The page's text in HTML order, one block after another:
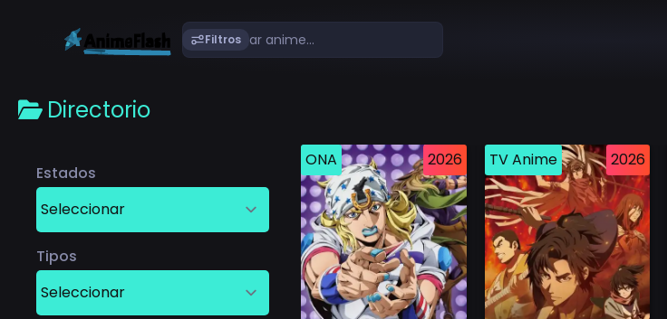
Filtros
Directorio
Estados
Tipos
ONA 2026 TV Anime 2026